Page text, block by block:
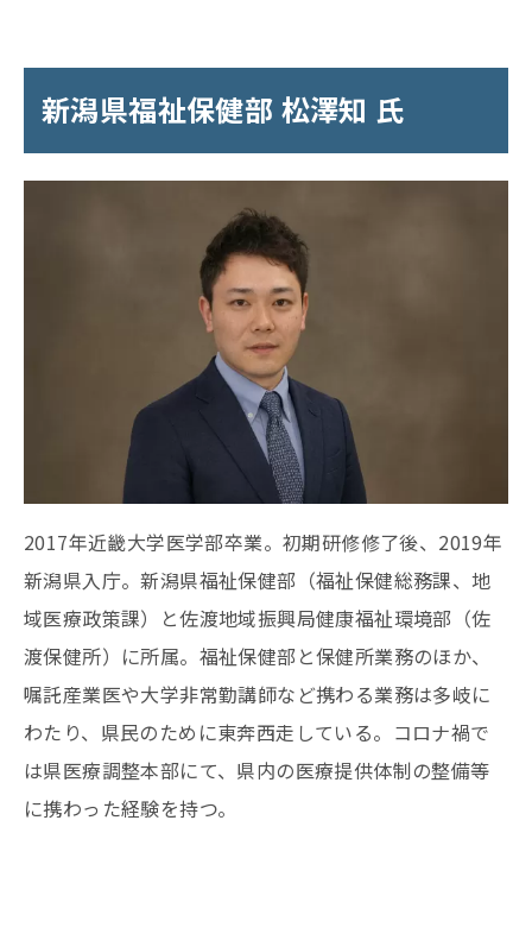
新潟県福祉保健部 松澤知 氏
2017年近畿大学医学部卒業。初期研修修了後、2019年
新潟県入庁。新潟県福祉保健部（福祉保健総務課、地
域医療政策課）と佐渡地域振興局健康福祉環境部（佐
渡保健所）に所属。福祉保健部と保健所業務のほか、
嘱託産業医や大学非常勤講師など携わる業務は多岐に
わたり、県民のために東奔西走している。コロナ禍で
は県医療調整本部にて、県内の医療提供体制の整備等
に携わった経験を持つ。